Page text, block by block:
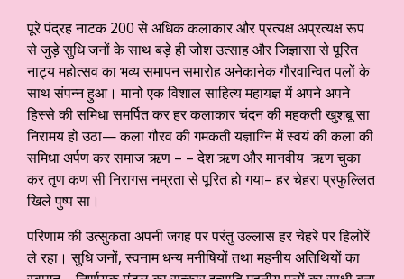
पूरे पंद्रह नाटक 200 से अधिक कलाकार और प्रत्यक्ष अप्रत्यक्ष रूप
से जुड़े सुधि जनों के साथ बड़े ही जोश उत्साह और जिज्ञासा से पूरित
नाट्य महोत्सव का भव्य समापन समारोह अनेकानेक गौरवान्वित पलों के
साथ संपन्न हुआ। मानो एक विशाल साहित्य महायज्ञ में अपने अपने
हिस्से की समिधा समर्पित कर हर कलाकार चंदन की महकती खुशबू सा
निरामय हो उठा— कला गौरव की गमकती यज्ञाग्नि में स्वयं की कला की
समिधा अर्पण कर समाज ऋण – – देश ऋण और मानवीय ऋण चुका
कर तृण कण सी निरागस नम्रता से पूरित हो गया– हर चेहरा प्रफुल्लित
खिले पुष्प सा।
परिणाम की उत्सुकता अपनी जगह पर परंतु उल्लास हर चेहरे पर हिलोरें
ले रहा। सुधि जनों, स्वनाम धन्य मनीषियों तथा महनीय अतिथियों का